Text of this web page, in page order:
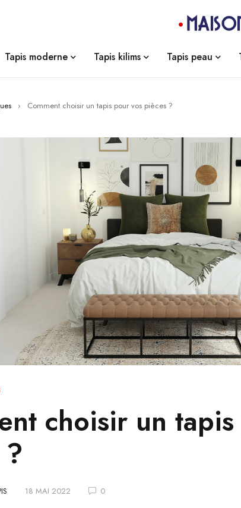
Tapis moderne Tapis kilims Tapis peau
› Comment choisir un tapis pour vos pièces ?
choisir un
18 MAI 2022 0